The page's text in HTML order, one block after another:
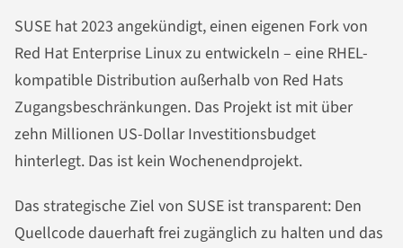
SUSE hat 2023 angekündigt, einen eigenen Fork von
Red Hat Enterprise Linux zu entwickeln – eine RHEL-
kompatible Distribution außerhalb von Red Hats
Zugangsbeschränkungen. Das Projekt ist mit über
zehn Millionen US-Dollar Investitionsbudget
hinterlegt. Das ist kein Wochenendprojekt.
Das strategische Ziel von SUSE ist transparent: Den
Quellcode dauerhaft frei zugänglich zu halten und das